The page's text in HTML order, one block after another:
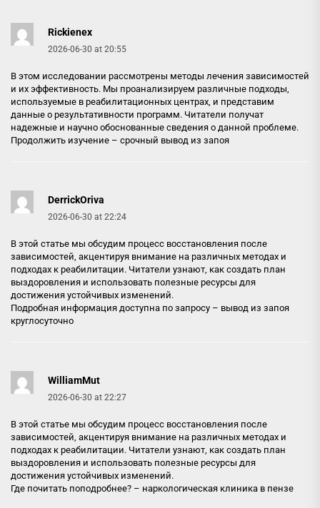
Rickienex
2026-06-30 at 20:55
В этом исследовании рассмотрены методы лечения зависимостей
и их эффективность. Мы проанализируем различные подходы,
используемые в реабилитационных центрах, и представим
данные о результативности программ. Читатели получат
надежные и научно обоснованные сведения о данной проблеме.
Продолжить изучение – срочный вывод из запоя
DerrickOriva
2026-06-30 at 22:24
В этой статье мы обсудим процесс восстановления после
зависимостей, акцентируя внимание на различных методах и
подходах к реабилитации. Читатели узнают, как создать план
выздоровления и использовать полезные ресурсы для
достижения устойчивых изменений.
Подробная информация доступна по запросу – вывод из запоя
круглосуточно
WilliamMut
2026-06-30 at 22:27
В этой статье мы обсудим процесс восстановления после
зависимостей, акцентируя внимание на различных методах и
подходах к реабилитации. Читатели узнают, как создать план
выздоровления и использовать полезные ресурсы для
достижения устойчивых изменений.
Где почитать поподробнее? – наркологическая клиника в пензе